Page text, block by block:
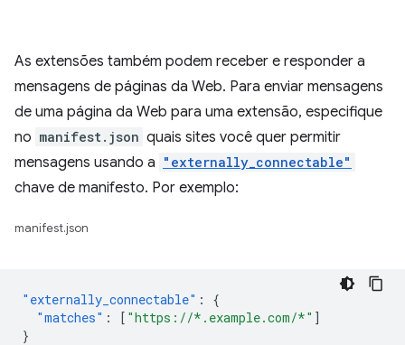
As extensões também podem receber e responder a
mensagens de páginas da Web. Para enviar mensagens
de uma página da Web para uma extensão, especifique
no manifest.json quais sites você quer permitir
mensagens usando a "externally_connectable"
chave de manifesto. Por exemplo:
manifest.json
"externally_connectable" :
{
"matches" : [ "https://*.example.com/*" ]
}